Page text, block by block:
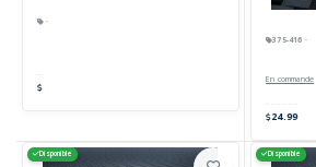
·
375-416 ·
En commande
24.99
Disponible Disponible